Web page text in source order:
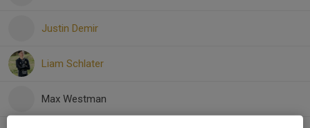
Justin Demir
Liam Schlater
Max Westman